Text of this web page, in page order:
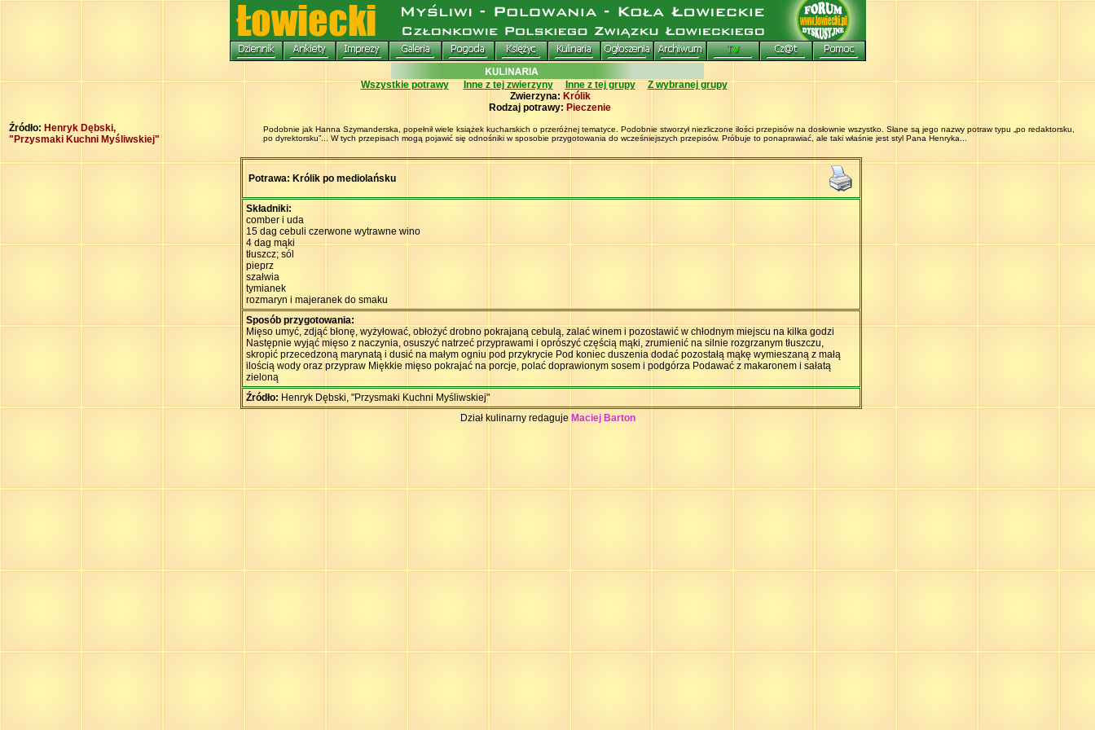
Wszystkie potrawy Inne z tej zwierzyny Inne z tej grupy
Z wybranej grupy
Zwierzyna: Królik
Rodzaj potrawy: Pieczenie
Źródło: Henryk Dębski,
"Przysmaki Kuchni Myśliwskiej"
Podobnie jak Hanna Szymanderska, popełnił wiele książek kucharskich o przeróżnej tematyce. Podobnie stworzył niezliczone ilości przepisów na dosłownie wszystko. Słane są jego nazwy potraw typu „po redaktorsku,
po dyrektorsku”... W tych przepisach mogą pojawić się odnośniki w sposobie przygotowania do wcześniejszych przepisów. Próbuje to ponaprawiać, ale taki właśnie jest styl Pana Henryka...
Potrawa: Królik po mediolańsku
Składniki:
comber i uda
15 dag cebuli czerwone wytrawne wino
4 dag mąki
tłuszcz; sól
pieprz
szałwia
tymianek
rozmaryn i majeranek do smaku
Sposób przygotowania:
Mięso umyć, zdjąć błonę, wyżyłować, obłożyć drobno pokrajaną cebulą, zalać winem i pozostawić w chłodnym miejscu na kilka godzi
Następnie wyjąć mięso z naczynia, osuszyć natrzeć przyprawami i oprószyć częścią mąki, zrumienić na silnie rozgrzanym tłuszczu,
skropić przecedzoną marynatą i dusić na małym ogniu pod przykrycie Pod koniec duszenia dodać pozostałą mąkę wymieszaną z małą
ilością wody oraz przypraw Miękkie mięso pokrajać na porcje, polać doprawionym sosem i podgórza Podawać z makaronem i sałatą
zieloną
Źródło: Henryk Dębski, "Przysmaki Kuchni Myśliwskiej"
Dział kulinarny redaguje Maciej Barton